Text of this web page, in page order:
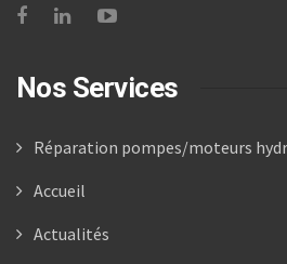
Nos Services
Réparation pompes/moteurs
Accueil
Actualités